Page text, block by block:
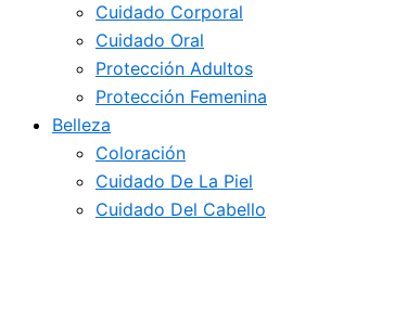
Cuidado Corporal
Cuidado Oral
Protección Adultos
Protección Femenina
Belleza
Coloración
Cuidado De La Piel
Cuidado Del Cabello